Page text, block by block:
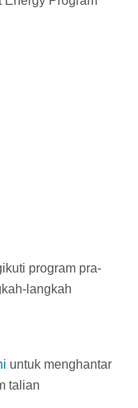
program pra-
langkah
untuk menghantar
talian